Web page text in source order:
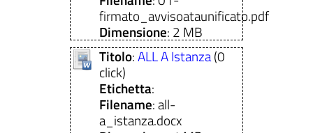
firmato_avvisoataunificato.pdf
Dimensione: 2 MB
Titolo:ALL A Istanza(0
click)
Etichetta:
Filename: all-
a_istanza.docx